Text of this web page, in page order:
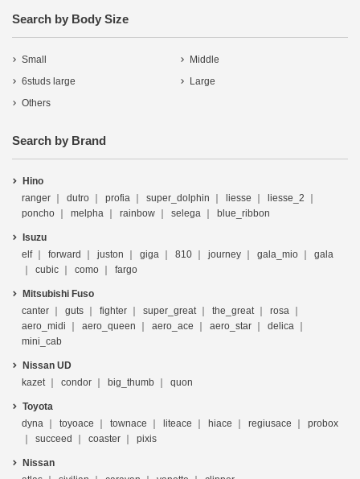
Search by Body Size
Small
Middle
6studs large
Large
Others
Search by Brand
Hino
ranger
dutro profia super_dolphin liesse
liesse_2
poncho
melpha rainbow selega blue_ribbon
Isuzu
elf
forward juston giga 810 journey gala_mio
gala
cubic
como fargo
Mitsubishi Fuso
canter
guts fighter super_great the_great
rosa
aero_midi
aero_queen aero_ace aero_star
delica
mini_cab
Nissan UD
kazet
condor big_thumb quon
Toyota
dyna
toyoace townace liteace hiace regiusace
probox
succeed
coaster pixis
Nissan